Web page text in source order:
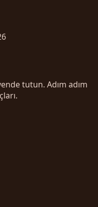
tutun. Adım adım